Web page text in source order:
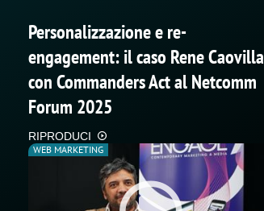
Personalizzazione e re-
engagement: il caso Rene Caovilla
con Commanders Act al Netcomm
Forum 2025
RIPRODUCI
WEB MARKETING